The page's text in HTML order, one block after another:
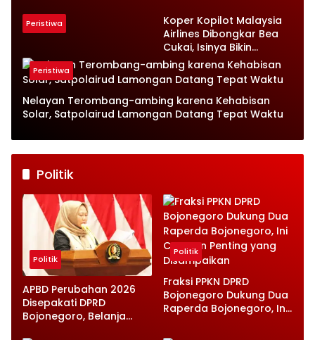
Peristiwa
Koper Kopilot Malaysia
Airlines Dibongkar Bea
Cukai, Isinya Bikin
Petugas Terkejut
Peristiwa
Nelayan Terombang-ambing karena Kehabisan
Solar, Satpolairud Lamongan Datang Tepat Waktu
Politik
Politik
APBD Perubahan 2026
Disepakati DPRD
Bojonegoro, Belanja
Politik
Fraksi PPKN DPRD
Bojonegoro Dukung Dua
Raperda Bojonegoro, Ini
Disampaikan